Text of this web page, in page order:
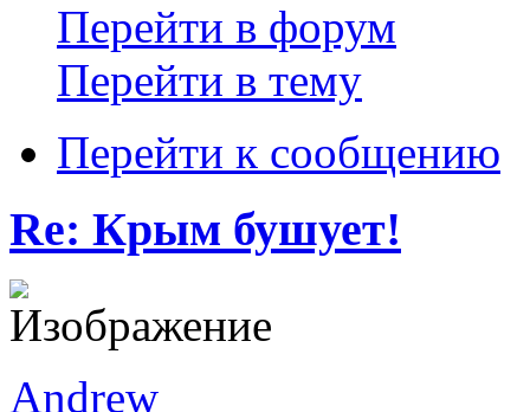
Перейти в форум
Перейти в тему
Перейти к сообщению
Re: Крым бушует!
Andrew